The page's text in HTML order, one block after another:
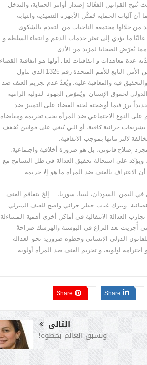
القوانين الفعّالة إصدار أوامر الحماية، والتدخل
آليات الحماية تُمكّن الأجهزة التنفيذية والنيابة
من خلالها مجتمعة الناجيات من التقدم بالشكوى
غالبًا ما يؤدي إلى تعثر خدمات الدعم و انتفاء السلطة و
يُعرّض الضحايا لمزيد من الأذى.
عدة معاهدات و اتفاقيات لعل أولها هو اتفاقية القضاء
على جميع أشكال التمييز ضد المرأة (سيداو) ، وقرار مجلس الأمن التابع للأمم المتحدة رقم 1325 الذي تناول
فيه والمعاقبة عليه. ويُعدّ عدم تجريم العنف ضد
لحقوق الإنسان، ويُقوّض الجهود الدولية الرامية
برز فيما أوضحته لجنة القضاء على التمييز ضد
العامة رقم 35 أن العنف القائم على النوع الاجتماعي ضد المرأة يجب تجريمه ومقاضاة
تشريعات جزائية كافية، أو التي تُبقي على قوانين تُخفف
لالتزاماتها بموجب الاتفاقية.
إصلاح قانوني، بل هو ضرورة أخلاقية واجتماعية.
ويؤكد على استحالة تحقيق العدالة في ظل التسامح مع
الاعتراف بالعنف ضد المرأة ما هو إلا جريمة
اليمن، السودان، ليبيا، سوريا، …إلخ يتفاقم العنف
ويترك غياب حظر جزائي واضح للعنف المنزلي
العدالة الانتقالية في أماكن أخرى أهمية المساءلة
أُجريت بعد النزاع في البوسنة والهرسك صراحةً
الدولي الإنساني وخطوة ضرورية نحو العدالة
اولوية، و تجريم العنف ضد المرأة أولوية.
Share
Share
التالى
ونسبق العالم بخطوة!